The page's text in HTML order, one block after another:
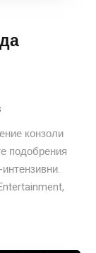
конзоли
подобрения